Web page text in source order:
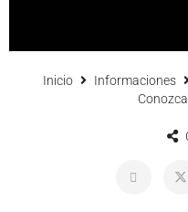
Inicio Informaciones